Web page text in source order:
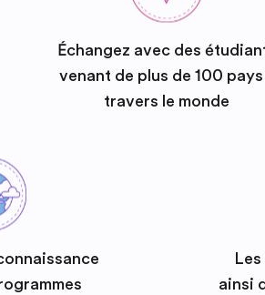
Échangez avec des
venant de plus de 100 pays
travers le monde
ainsi